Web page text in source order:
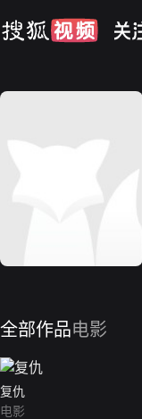
全部作品电影
复仇
电影